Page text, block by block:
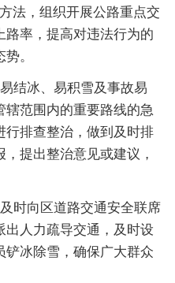
法，组织开展公路重点交
路率，提高对违法行为的
。
结冰、易积雪及事故易
辖范围内的重要路线的急
行排查整治，做到及时排
提出整治意见或建议，
时向区道路交通安全联席
出人力疏导交通，及时设
铲冰除雪，确保广大群众